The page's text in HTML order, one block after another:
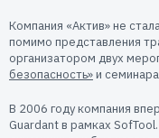
Компания «Актив» не
помимо представления
организатором двух
безопасность»и
В 2006 году компания
Guardant в рамках